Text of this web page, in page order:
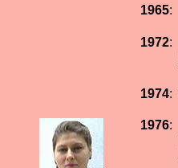
1965:
1972:
1974:
1976: